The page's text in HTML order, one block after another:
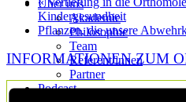
Über uns
Akademie
Philosophie
Team
Referent/innen
Partner
Podcast
Kindergesundheit
Pflanzen, die unsere
INFORMATIONEN ZUM